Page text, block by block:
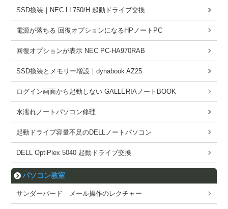
SSD換装｜NEC LL750/H 起動ドライブ交換
電源が落ちる 回復オプションになるHPノートPC
回復オプションが表示 NEC PC-HA970RAB
SSD換装とメモリー増設｜dynabook AZ25
ログイン画面から起動しない GALLERIAノートBOOK
水濡れノートパソコン修理
起動ドライブ容量不足のDELLノートパソコン
DELL OptiPlex 5040 起動ドライブ交換
パソコン教室
サンダーバード メール操作のレクチャー